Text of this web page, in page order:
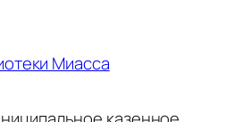
Миасса